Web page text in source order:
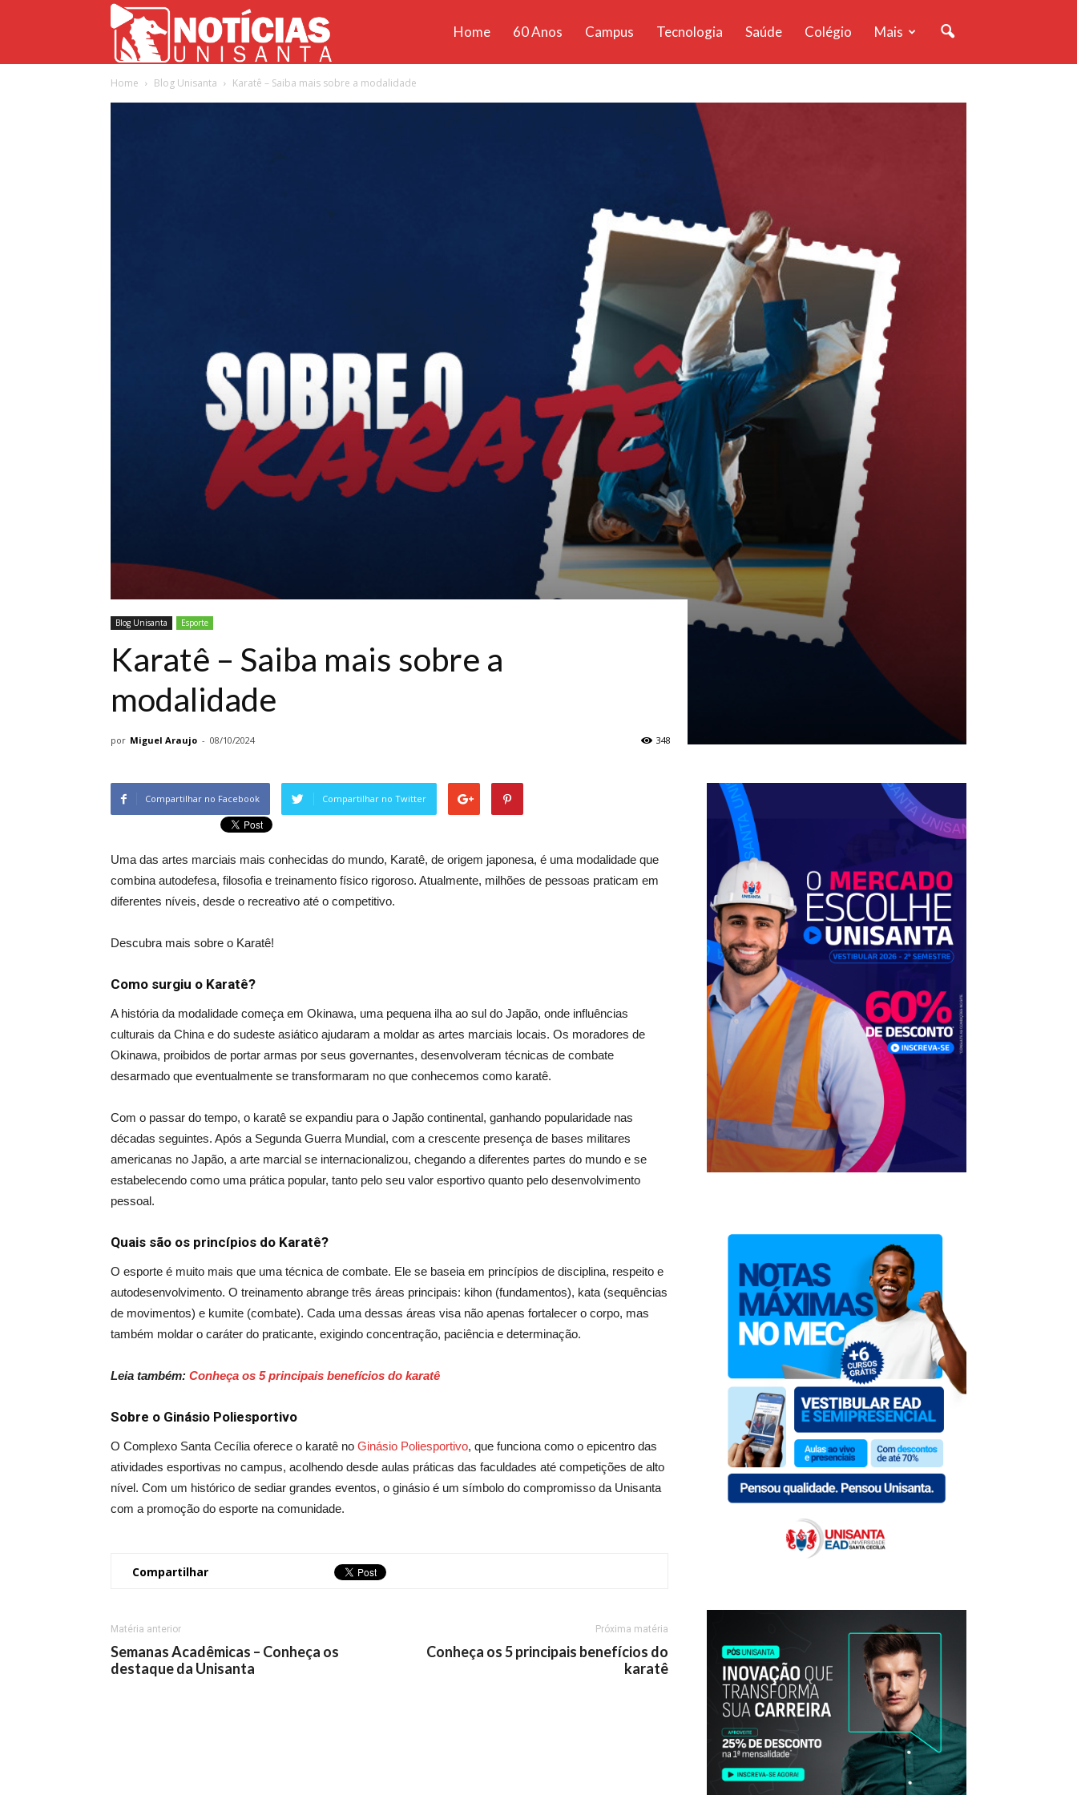
Home 60 Anos Campus Tecnologia Saúde Colégio Mais
Home Blog Unisanta Karatê – Saiba mais sobre a modalidade
Blog Unisanta Esporte
Karatê – Saiba mais sobre a
modalidade
por Miguel Araujo - 08/10/2024 348
Compartilhar no Facebook Compartilhar no Twitter
Uma das artes marciais mais conhecidas do mundo, Karatê, de origem japonesa, é uma modalidade que
combina autodefesa, filosofia e treinamento físico rigoroso. Atualmente, milhões de pessoas praticam em
diferentes níveis, desde o recreativo até o competitivo.
Descubra mais sobre o Karatê!
Como surgiu o Karatê?
A história da modalidade começa em Okinawa, uma pequena ilha ao sul do Japão, onde influências
culturais da China e do sudeste asiático ajudaram a moldar as artes marciais locais. Os moradores de
Okinawa, proibidos de portar armas por seus governantes, desenvolveram técnicas de combate
desarmado que eventualmente se transformaram no que conhecemos como karatê.
Com o passar do tempo, o karatê se expandiu para o Japão continental, ganhando popularidade nas
décadas seguintes. Após a Segunda Guerra Mundial, com a crescente presença de bases militares
americanas no Japão, a arte marcial se internacionalizou, chegando a diferentes partes do mundo e se
estabelecendo como uma prática popular, tanto pelo seu valor esportivo quanto pelo desenvolvimento
pessoal.
Quais são os princípios do Karatê?
O esporte é muito mais que uma técnica de combate. Ele se baseia em princípios de disciplina, respeito e
autodesenvolvimento. O treinamento abrange três áreas principais: kihon (fundamentos), kata (sequências
de movimentos) e kumite (combate). Cada uma dessas áreas visa não apenas fortalecer o corpo, mas
também moldar o caráter do praticante, exigindo concentração, paciência e determinação.
Leia também: Conheça os 5 principais benefícios do karatê
Sobre o Ginásio Poliesportivo
O Complexo Santa Cecília oferece o karatê no Ginásio Poliesportivo, que funciona como o epicentro das
atividades esportivas no campus, acolhendo desde aulas práticas das faculdades até competições de alto
nível. Com um histórico de sediar grandes eventos, o ginásio é um símbolo do compromisso da Unisanta
com a promoção do esporte na comunidade.
Compartilhar
Matéria anterior
Semanas Acadêmicas – Conheça os
destaque da Unisanta
Próxima matéria
Conheça os 5 principais benefícios do
karatê